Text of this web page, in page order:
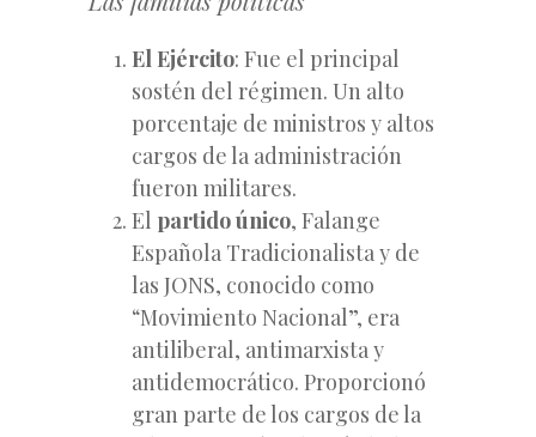
El Ejército: Fue el principal
sostén del régimen. Un alto
porcentaje de ministros y altos
cargos de la administración
fueron militares.
El partido único, Falange
Española Tradicionalista y de
las JONS, conocido como
“Movimiento Nacional”, era
antiliberal, antimarxista y
antidemocrático. Proporcionó
gran parte de los cargos de la